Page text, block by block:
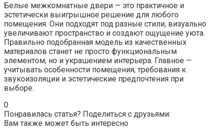
Белые межкомнатные двери — это практичное и
эстетически выигрышное решение для любого
помещения. Они подходят под разные стили, визуально
увеличивают пространство и создают ощущение уюта.
Правильно подобранная модель из качественных
материалов станет не просто функциональным
элементом, но и украшением интерьера. Главное —
учитывать особенности помещения, требования к
звукоизоляции и эстетические предпочтения при
выборе.
0
Понравилась статья? Поделиться с друзьями:
Вам также может быть интересно